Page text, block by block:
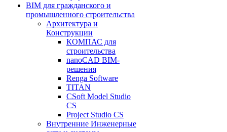
BIM для гражданского и
промышленного строительства
Архитектура и
Конструкции
КОМПАС для
строительства
nanoCAD BIM-
решения
Renga Software
TITAN
CSoft Model Studio
CS
Project Studio CS
Внутренние Инженерные